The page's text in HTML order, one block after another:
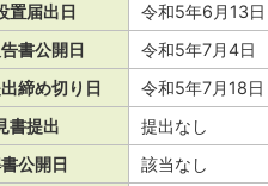
置届出日
令和5年6月13日
書公開日
令和5年7月4日
締め切り日
令和5年7月18日
書提出
提出なし
公開日
該当なし